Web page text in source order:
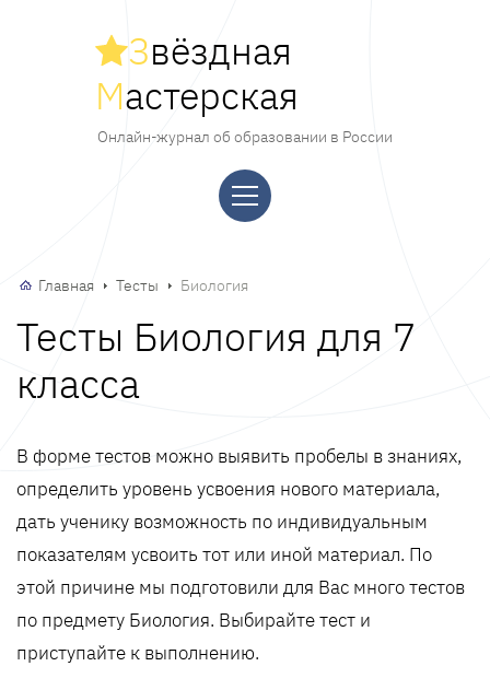
Звёздная
Мастерская
Онлайн-журнал об образовании в России
Главная Тесты Биология
Тесты Биология для 7
класса
В форме тестов можно выявить пробелы в знаниях,
определить уровень усвоения нового материала,
дать ученику возможность по индивидуальным
показателям усвоить тот или иной материал. По
этой причине мы подготовили для Вас много тестов
по предмету Биология. Выбирайте тест и
приступайте к выполнению.